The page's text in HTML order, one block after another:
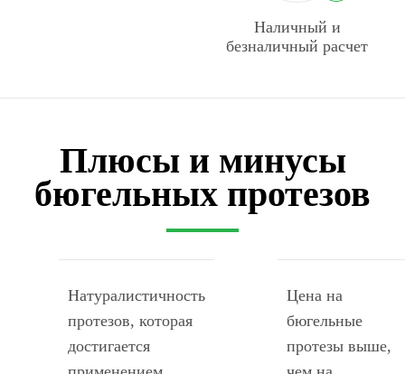
Наличный и
безналичный расчет
Плюсы и минусы
бюгельных протезов
Натуралистичность
протезов, которая
достигается
Цена на
бюгельные
протезы выше,